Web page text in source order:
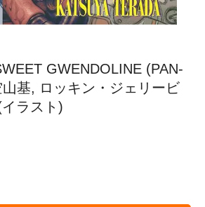
GWENDOLINE (PAN-
基, ロッキン・ジェリービ
ラスト)